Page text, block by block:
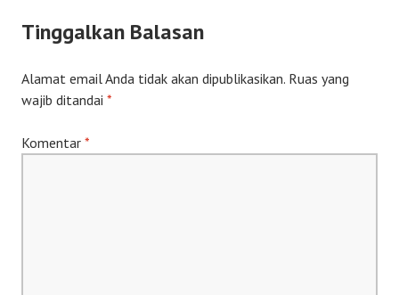
Tinggalkan Balasan
Alamat email Anda tidak akan dipublikasikan. Ruas yang
wajib ditandai *
Komentar *